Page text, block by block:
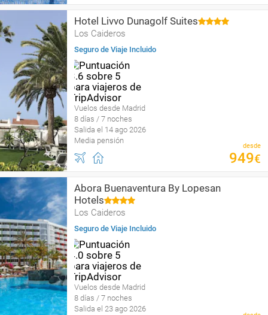
Hotel Livvo Dunagolf Suites
Los Caideros
Seguro de Viaje Incluido
Vuelos desde Madrid
8 días / 7 noches
Salida el 14 ago 2026
Media pensión
desde
949€
Abora Buenaventura By Lopesan
Hotels
Los Caideros
Seguro de Viaje Incluido
Vuelos desde Madrid
8 días / 7 noches
Salida el 23 ago 2026